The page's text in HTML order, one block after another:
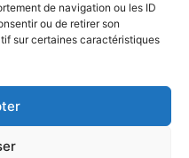
de navigation ou les ID
ou de retirer son
sur certaines caractéristiques
Québec, 2026
site
services